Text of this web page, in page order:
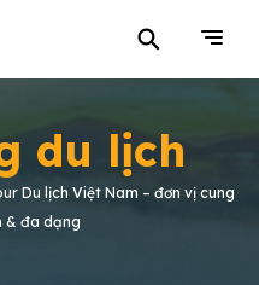
⚲
du lịch
Du lịch Việt Nam – đơn vị cung
& đa dạng